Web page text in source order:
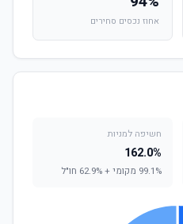
אחוז נכסים סחירים
חשיפה למניות
162.0%
99.1% מקומי + 62.9% חו"ל